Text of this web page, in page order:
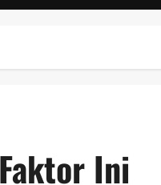
Ini